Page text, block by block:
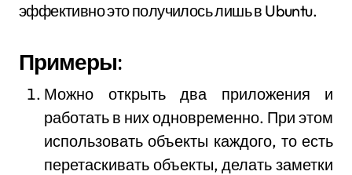
эффективно это получилось лишь в Ubuntu.
Примеры:
Можно открыть два приложения и
работать в них одновременно. При этом
использовать объекты каждого, то есть
перетаскивать объекты, делать заметки